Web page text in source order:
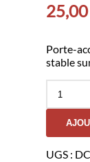
Porte-
stable
Porte-
Lampe
GK
UGS :